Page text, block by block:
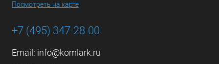
Посмотреть на карте
+7 (495) 347-28-00
Email: info@komlark.ru